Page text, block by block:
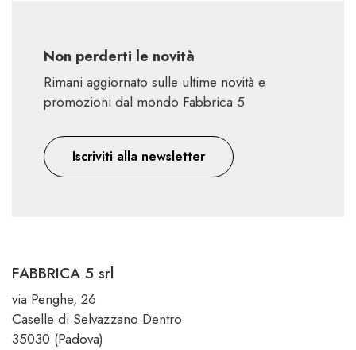
Non perderti le novità
Rimani aggiornato sulle ultime novità e
promozioni dal mondo Fabbrica 5
Iscriviti alla newsletter
FABBRICA 5 srl
via Penghe, 26
Caselle di Selvazzano Dentro
35030 (Padova)